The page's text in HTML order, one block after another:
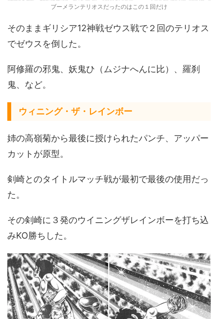
ブーメランテリオスだったのはこの１回だけ
そのままギリシア12神戦ゼウス戦で２回のテリオス
でゼウスを倒した。
阿修羅の邪鬼、妖鬼ひ（ムジナへんに比）、羅刹
鬼、など。
ウィニング・ザ・レインボー
姉の高嶺菊から最後に授けられたパンチ、アッパー
カットが原型。
剣崎とのタイトルマッチ戦が最初で最後の使用だっ
た。
その剣崎に３発のウイニングザレインボーを打ち込
みKO勝ちした。